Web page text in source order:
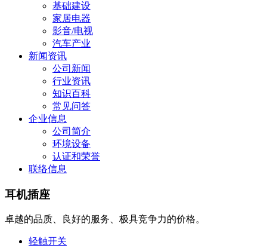
基础建设
家居电器
影音/电视
汽车产业
新闻资讯
公司新闻
行业资讯
知识百科
常见问答
企业信息
公司简介
环境设备
认证和荣誉
联络信息
耳机插座
卓越的品质、良好的服务、极具竞争力的价格。
轻触开关